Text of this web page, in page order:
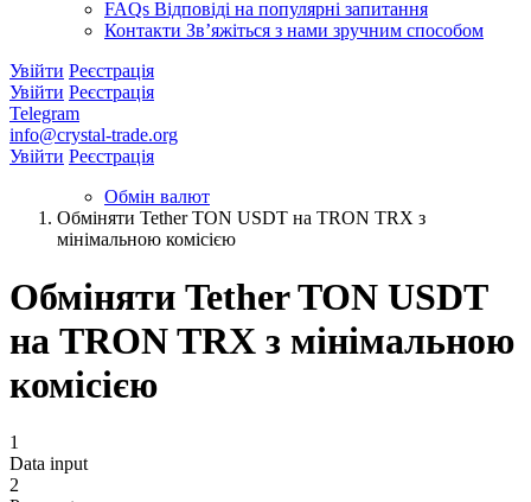
FAQs Відповіді на популярні запитання
Контакти Зв’яжіться з нами зручним способом
Увійти Реєстрація
Увійти Реєстрація
Telegram
info@crystal-trade.org
Увійти Реєстрація
Обмін валют
Обміняти Tether TON USDT на TRON TRX з
мінімальною комісією
Обміняти Tether TON USDT
на TRON TRX з мінімальною
комісією
1
Data input
2